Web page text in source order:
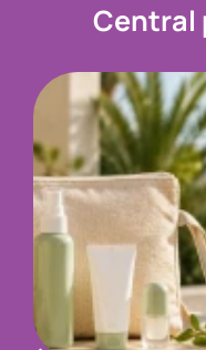
Central